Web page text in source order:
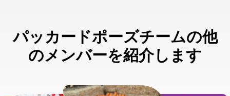
パッカードポーズチームの他
のメンバーを紹介します